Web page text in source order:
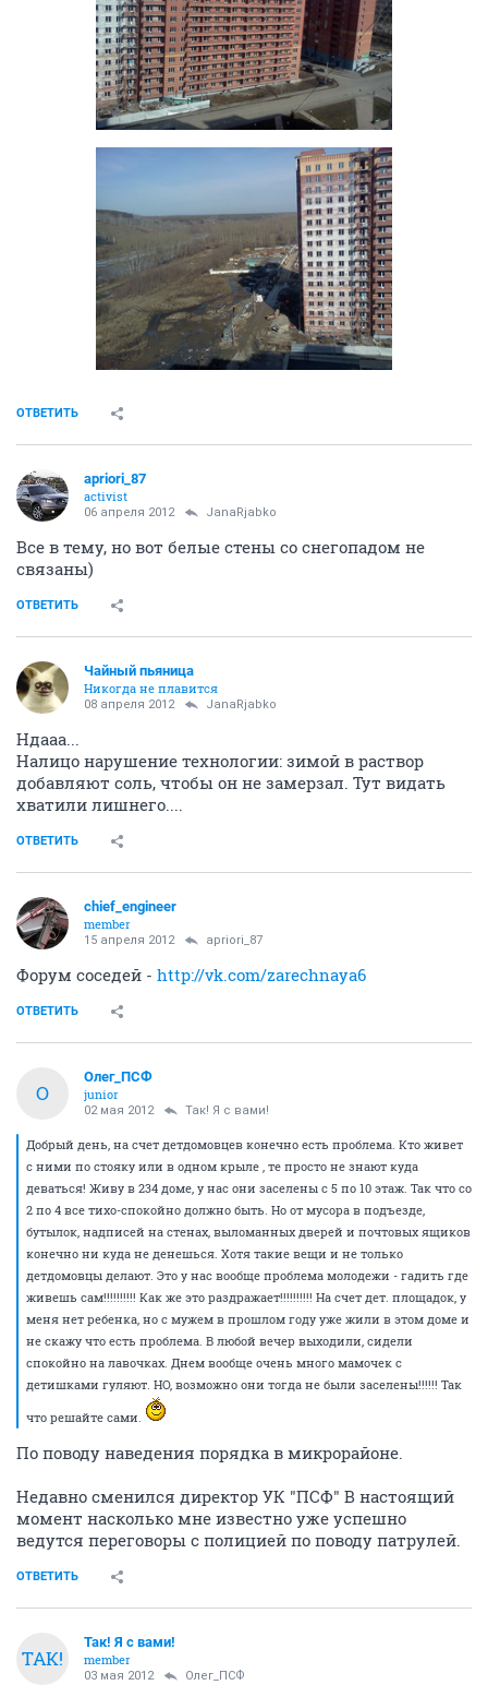
ОТВЕТИТЬ
apriori_87
activist
06 апреля 2012 JanaRjabko
Все в тему, но вот белые стены со снегопадом не
связаны)
ОТВЕТИТЬ
Чайный пьяница
Никогда не плавится
08 апреля 2012 JanaRjabko
Ндааа...
Налицо нарушение технологии: зимой в раствор
добавляют соль, чтобы он не замерзал. Тут видать
хватили лишнего....
ОТВЕТИТЬ
chief_engineer
member
15 апреля 2012 apriori_87
Форум соседей - http://vk.com/zarechnaya6
ОТВЕТИТЬ
О
Олег_ПСФ
junior
02 мая 2012 Так! Я с вами!
Добрый день, на счет детдомовцев конечно есть проблема. Кто живет
с ними по стояку или в одном крыле , те просто не знают куда
деваться! Живу в 234 доме, у нас они заселены с 5 по 10 этаж. Так что со
2 по 4 все тихо-спокойно должно быть. Но от мусора в подъезде,
бутылок, надписей на стенах, выломанных дверей и почтовых ящиков
конечно ни куда не денешься. Хотя такие вещи и не только
детдомовцы делают. Это у нас вообще проблема молодежи - гадить где
живешь сам!!!!!!!!!! Как же это раздражает!!!!!!!!!! На счет дет. площадок, у
меня нет ребенка, но с мужем в прошлом году уже жили в этом доме и
не скажу что есть проблема. В любой вечер выходили, сидели
спокойно на лавочках. Днем вообще очень много мамочек с
детишками гуляют. НО, возможно они тогда не были заселены!!!!!! Так
что решайте сами.
По поводу наведения порядка в микрорайоне.
Недавно сменился директор УК "ПСФ" В настоящий
момент насколько мне известно уже успешно
ведутся переговоры с полицией по поводу патрулей.
ОТВЕТИТЬ
ТАК!
Так! Я с вами!
member
03 мая 2012 Олег_ПСФ